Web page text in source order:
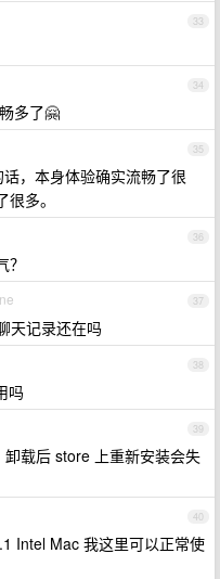
33
34
多了🤗
35
，本身体验确实流畅了很
多。
36
37
天记录还在吗
38
吗
39
载后 store 上重新安装会失
40
Intel Mac 我这里可以正常使